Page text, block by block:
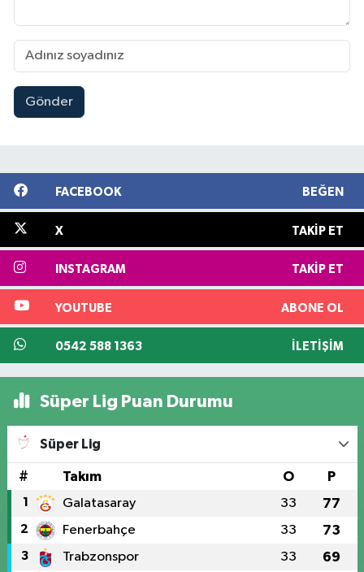
Gönder
FACEBOOK BEĞEN
X TAKIP ET
INSTAGRAM TAKIP ET
YOUTUBE ABONE OL
0542 588 1363 İLETIŞIM
Süper Lig Puan Durumu
Süper Lig
# Takım O P
1 Galatasaray 33 77
2 Fenerbahçe 33 73
3 Trabzonspor 33 69